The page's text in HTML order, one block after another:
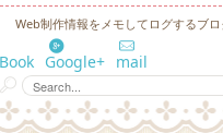
Web制作情報をメモしてログするブ
Google+ mail